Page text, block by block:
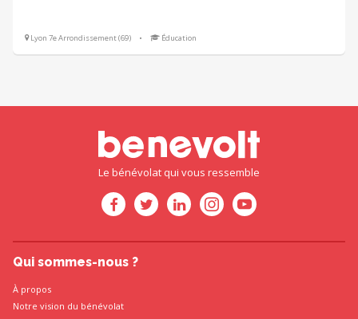
Lyon 7e Arrondissement (69) • Éducation
Le bénévolat qui vous ressemble
Qui sommes-nous ?
À propos
Notre vision du bénévolat